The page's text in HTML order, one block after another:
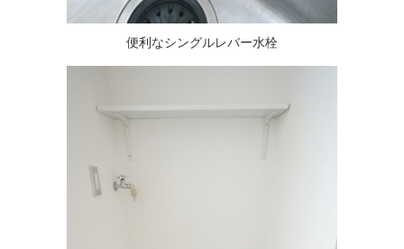
便利なシングルレバー水栓